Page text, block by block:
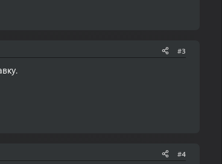
#3
#4